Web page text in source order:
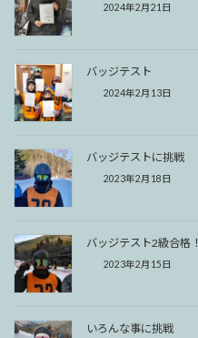
2024年2月21日
バッジテスト
2024年2月13日
バッジテストに挑戦
2023年2月18日
バッジテスト2級合格！
2023年2月15日
いろんな事に挑戦